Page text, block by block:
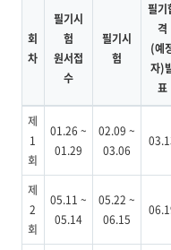
회
차
필기시
험
원서접
수
필기시
험
필기
격
(예
자)
표
제
1
회
01.26 ~
01.29
02.09 ~
03.06
제
2
회
05.11 ~
05.14
05.22 ~
06.15